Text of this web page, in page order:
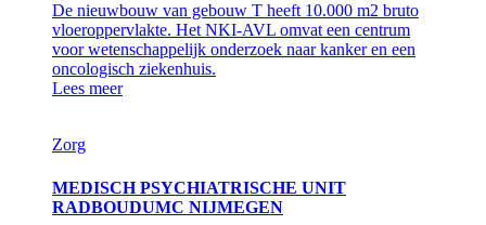
De nieuwbouw van gebouw T heeft 10.000 m2 bruto
vloeroppervlakte. Het NKI-AVL omvat een centrum
voor wetenschappelijk onderzoek naar kanker en een
oncologisch ziekenhuis.
Lees meer
Zorg
MEDISCH PSYCHIATRISCHE UNIT
RADBOUDUMC NIJMEGEN